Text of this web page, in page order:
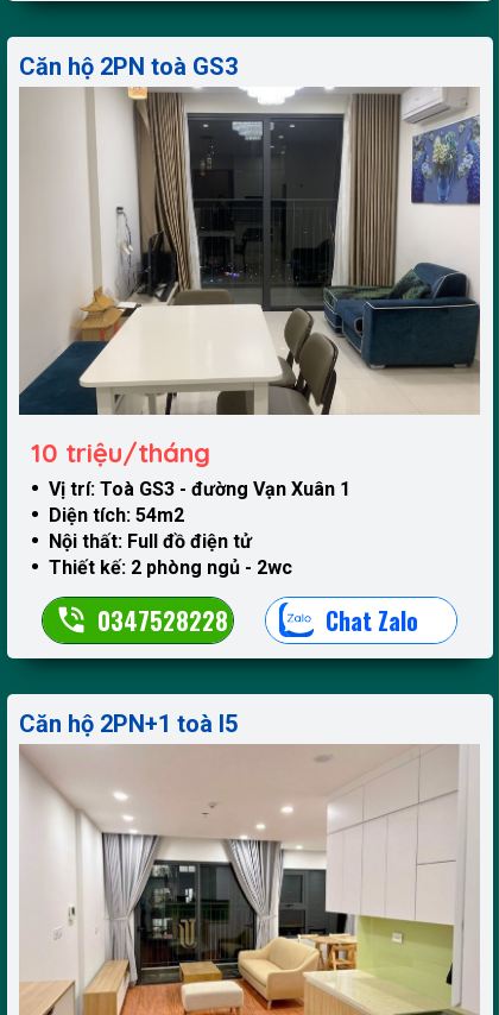
10 triệu/tháng
Vị trí: Toà GS3 - đường Vạn Xuân 1
Diện tích: 54m2
Nội thất: Full đồ điện tử
Thiết kế: 2 phòng ngủ - 2wc
Căn hộ 2PN toà GS3
0347528228 Chat Zalo
Căn hộ 2PN+1 toà I5